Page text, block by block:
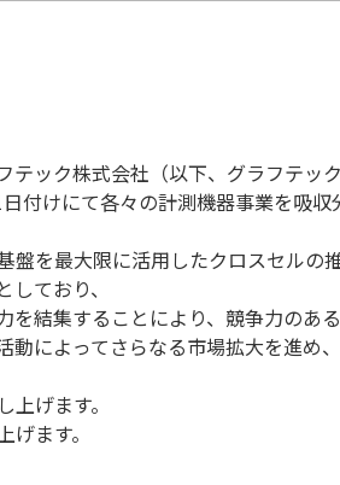
ック株式会社（以下、グラフテック
けにて各々の計測機器事業を吸収
を最大限に活用したクロスセルの推
ており、
結集することにより、競争力のあ
によってさらなる市場拡大を進め
げます。
ます。